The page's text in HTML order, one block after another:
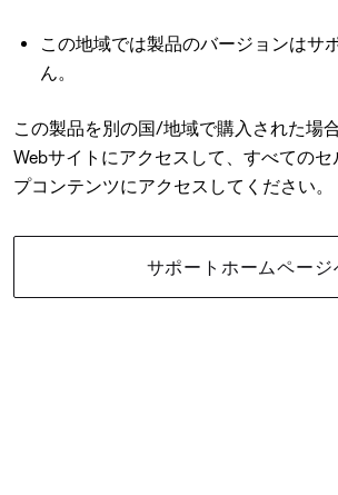
この地域では製品のバージョンはサ
ん。
この製品を別の国/地域で購入された場
Webサイトにアクセスして、すべての
プコンテンツにアクセスしてください。
サポートホームページ